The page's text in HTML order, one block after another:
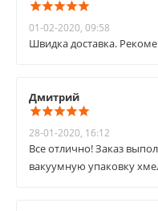
01-02-2020, 09:58
Швидка доставка.
Дмитрий
28-01-2020, 16:12
Все отлично! Заказ
вакуумную упаковку